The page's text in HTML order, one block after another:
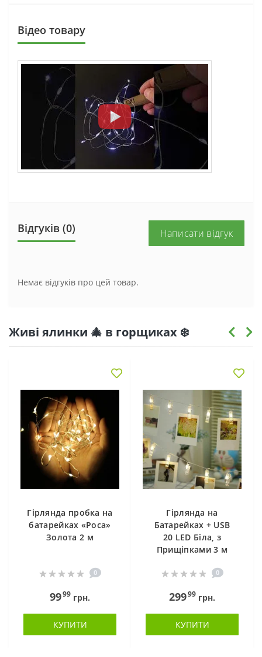
Вiдео товару
Відгуків (0) Написати відгук
Немає відгуків про цей товар.
Живі ялинки 🎄 в горщиках ❄️
Гірлянда пробка на
батарейках «Роса»
Золота 2 м
0
9999 грн.
КУПИТИ
Гірлянда на
Батарейках + USB
20 LED Біла, з
Прищіпками 3 м
0
29999 грн.
КУПИТИ